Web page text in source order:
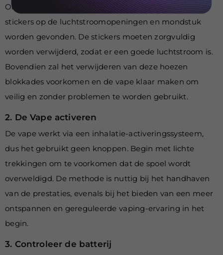
Om te beginnen moeten de siliconen stekkers of
stickers op de luchtstroomopeningen en mondstuk
worden gevonden. De stickers moeten zorgvuldig
worden verwijderd, zodat er een goede luchtstroom is.
Bovendien zal het verwijderen van deze hoezen
blokkades voorkomen en de vape klaar maken om
veilig en zonder problemen te worden gebruikt.
2. De Vape activeren
De vape werkt via een inhalatie-activeringssysteem,
dus het gebruikt geen knoppen. Begin met lichte
trekkingen om te voorkomen dat de spoel wordt
overweldigd. De methode is nuttig bij het handhaven
van de prestaties, evenals bij het bieden van een meer
ontspannen en gereguleerde vaping-ervaring in het
begin.
3. Controleer de batterij